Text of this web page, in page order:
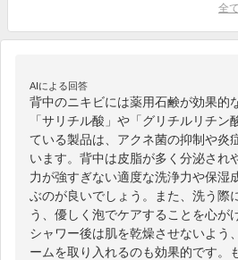
全
AIによる回答
背中のニキビには薬用石鹸が効果的
「サリチル酸」や「グリチルリチ
ている製品は、アクネ菌の抑制や炎
います。背中は皮脂が多く分泌され
力が強すぎない適度な洗浄力や保湿
ぶのが良いでしょう。また、洗う際
う、優しく泡でケアすることを心が
シャワー後は肌を乾燥させないよう
ームを取り入れるのも効果的です。